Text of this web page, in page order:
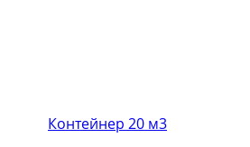
Контейнер 20 м3